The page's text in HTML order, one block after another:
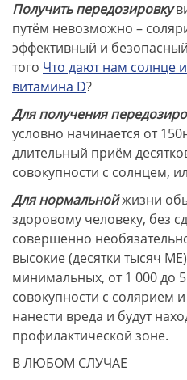
Получить передозировку
путём невозможно –
эффективный и
того Что дают нам солнце
витамина D?
Для получения
условно начинается от
длительный приём
совокупности с солнцем,
Для нормальнойжизни
здоровому человеку, без
совершенно
высокие (десятки тысяч
минимальных, от 1 000 до
совокупности с солярием
нанести вреда и будут
профилактической зоне.
В ЛЮБОМ СЛУЧАЕ